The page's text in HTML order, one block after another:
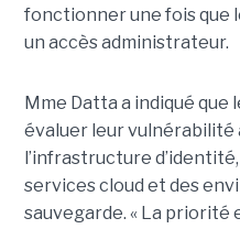
fonctionner une fois que
un accès administrateur.
Mme Datta a indiqué
évaluer leur vulnérabilité
l’infrastructure
services cloud et des
sauvegarde. « La priorité